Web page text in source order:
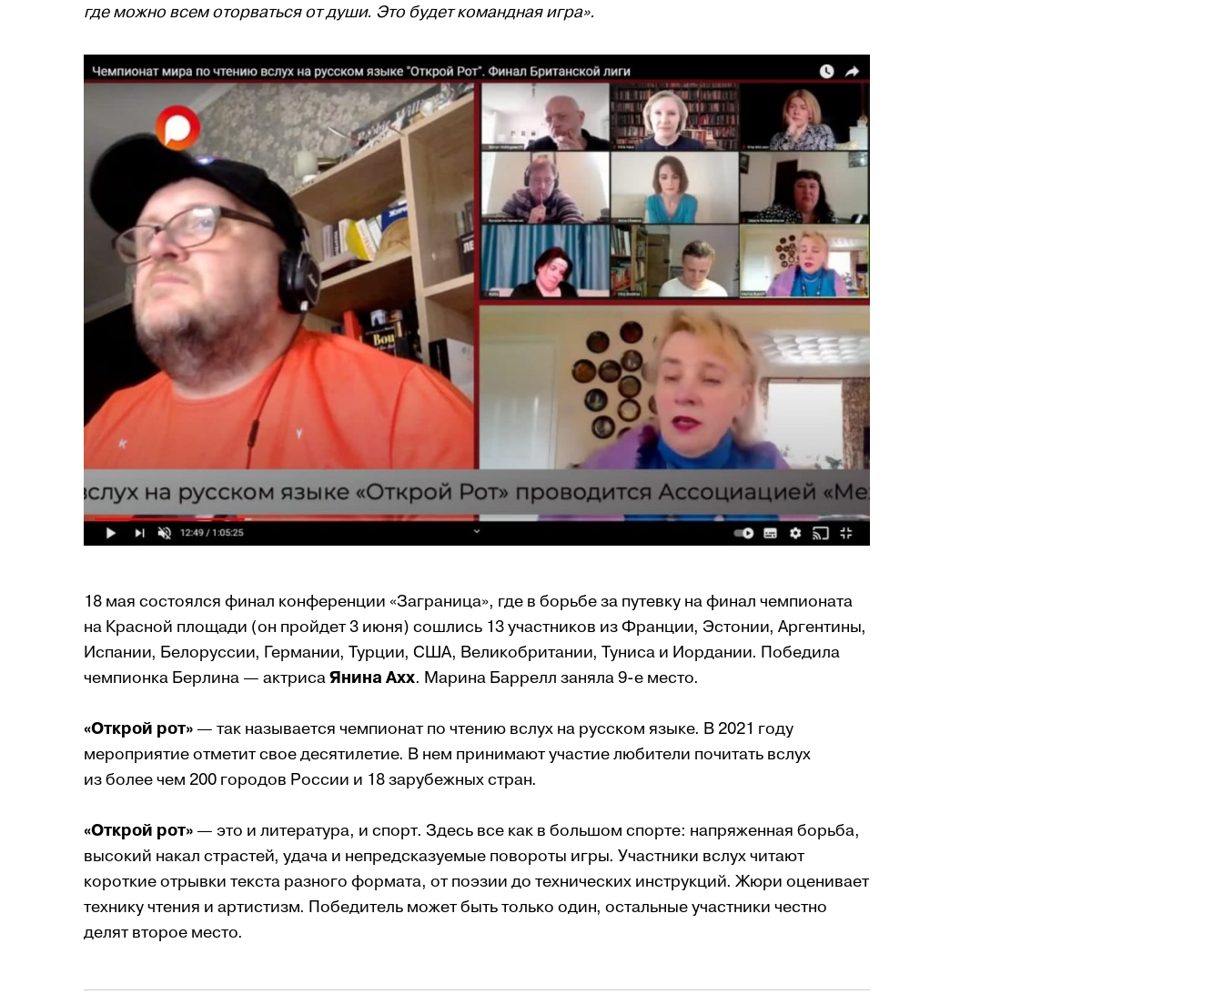
где можно всем оторваться от души. Это будет командная игра».
18 мая состоялся финал конференции «Заграница», где в борьбе за путевку на финал чемпионата
на Красной площади (он пройдет 3 июня) сошлись 13 участников из Франции, Эстонии, Аргентины,
Испании, Белоруссии, Германии, Турции, США, Великобритании, Туниса и Иордании. Победила
чемпионка Берлина — актрисаЯнина Ахх. Марина Баррелл заняла 9-е место.
«Открой рот»— так называется чемпионат по чтению вслух на русском языке. В 2021 году
мероприятие отметит свое десятилетие. В нем принимают участие любители почитать вслух
из более чем 200 городов России и 18 зарубежных стран.
«Открой рот»— это и литература, и спорт. Здесь все как в большом спорте: напряженная борьба,
высокий накал страстей, удача и непредсказуемые повороты игры. Участники вслух читают
короткие отрывки текста разного формата, от поэзии до технических инструкций. Жюри оценивает
технику чтения и артистизм. Победитель может быть только один, остальные участники честно
делят второе место.